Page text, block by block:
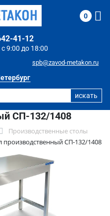
9:00 до 18:00
41-12
spb@zavod-metakon.ru
0
СП-132/1408
Производственные столы
производственный СП-132/1408